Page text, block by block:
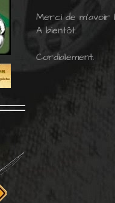
Merci de m'avoir
A bientôt.
Cordialement.